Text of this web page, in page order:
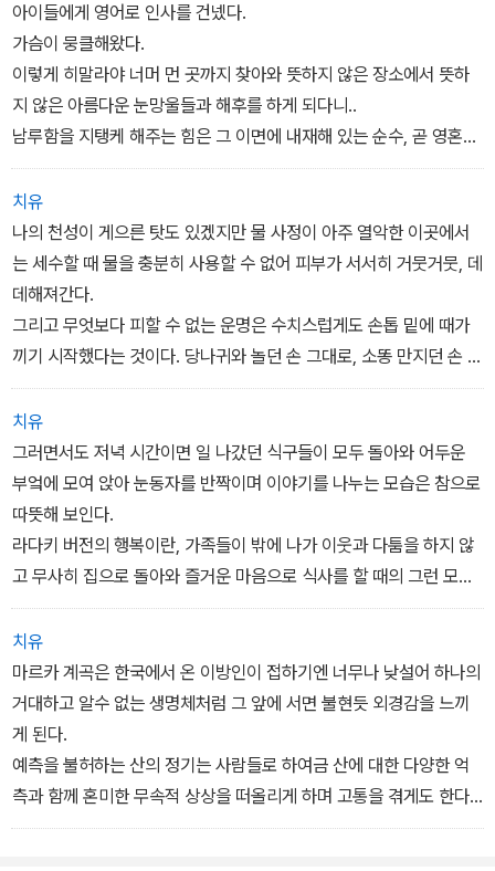
아이들에게 영어로 인사를 건넸다.
가슴이 뭉클해왔다.
이렇게 히말라야 너머 먼 곳까지 찾아와 뜻하지 않은 장소에서 뜻하
지 않은 아름다운 눈망울들과 해후를 하게 되다니..
남루함을 지탱케 해주는 힘은 그 이면에 내재해 있는 순수, 곧 영혼의
창인
눈동자라는 사실을 나는 잘 알고 있다.
그런데 이 나이, 이때까지 새속에 젖어 살아온 내가 어떻게 저토록 순
수한 눈매들을 응시할 수 있을까 싶으니 자괴감이 앞섰다.-30쪽
치유
나의 천성이 게으른 탓도 있겠지만 물 사정이 아주 열악한 이곳에서
는 세수할 때 물을 충분히 사용할 수 없어 피부가 서서히 거뭇거뭇, 데
데해져간다.
그리고 무엇보다 피할 수 없는 운명은 수치스럽게도 손톱 밑에 때가
끼기 시작했다는 것이다. 당나귀와 놀던 손 그대로, 소똥 만지던 손 그
대로 밥을 먹고 잠자리에 든다.
하지만 신기하게도 불결하다는 생각은 조금도 들지 않는다.
당나귀는 물론 소똥도 그 속에는 거름으로서 농작물의 성장을 촉진시
킬수 있는 힘이 깃들어 있고, 실내를 따뜻하게 덥힐 수 있는 가슴 뜨거
운 인자가 내재해 있어 하나의 아름다운 생명체로 여져지기 때문이
다.
그리고 전기가 나간 후 때가 낀 손으로 촛불을 밝힐 때의 외경감이란..
이것이야 말로 천사의 날갯짓보다도 아름답고 경건한 `궁핍의 미학`
이 아닐까.-31쪽
치유
그러면서도 저녁 시간이면 일 나갔던 식구들이 모두 돌아와 어두운
부엌에 모여 앉아 눈동자를 반짝이며 이야기를 나누는 모습은 참으로
따뜻해 보인다.
라다키 버전의 행복이란, 가족들이 밖에 나가 이웃과 다툼을 하지 않
고 무사히 집으로 돌아와 즐거운 마음으로 식사를 할 때의 그런 모습
이 아닐까.-80쪽
치유
마르카 계곡은 한국에서 온 이방인이 접하기엔 너무나 낮설어 하나의
거대하고 알수 없는 생명체처럼 그 앞에 서면 불현듯 외경감을 느끼
게 된다.
예측을 불허하는 산의 정기는 사람들로 하여금 산에 대한 다양한 억
측과 함께 혼미한 무속적 상상을 떠올리게 하며 고통을 겪게도 한다.
그러한 이유때문에서인지 라다크에서는 악귀와 미신에 얽힌 무서운